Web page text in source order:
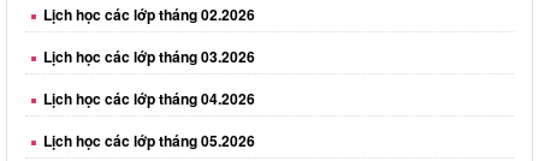
Lịch học các lớp tháng 03.2026
Lịch học các lớp tháng 04.2026
Lịch học các lớp tháng 05.2026
Lịch học các lớp tháng 06.2026